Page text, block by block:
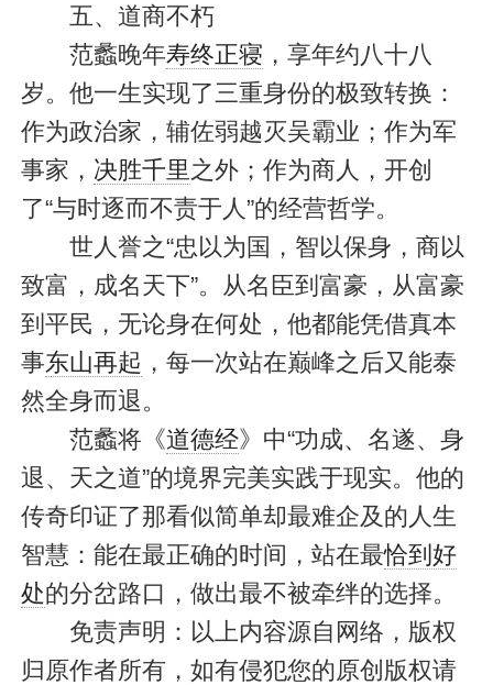
五、道商不朽
范蠡晚年寿终正寝 ，享年约八十八
岁。他一生实现了三重身份的极致转换：
作为政治家，辅佐弱越灭吴霸业；作为军
事家， 决胜千里 之外；作为商人，开创
了“与时逐而不责于人”的经营哲学。
世人誉之“忠以为国，智以保身，商以
致富，成名天下”。从名臣到富豪，从富豪
到平民，无论身在何处，他都能凭借真本
事东山再起 ，每一次站在巅峰之后又能泰
然全身而退。
范蠡将《道德经》中“功成、名遂、身
退、天之道”的境界完美实践于现实。他的
传奇印证了那看似简单却最难企及的人生
智慧：能在最正确的时间，站在最恰到好
处的分岔路口，做出最不被牵绊的选择。
免责声明：以上内容源自网络，版权
归原作者所有，如有侵犯您的原创版权请